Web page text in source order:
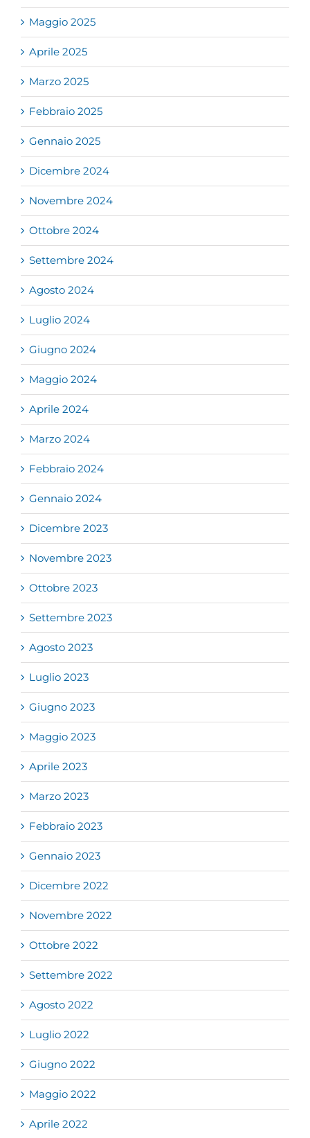
Maggio 2025
Aprile 2025
Marzo 2025
Febbraio 2025
Gennaio 2025
Dicembre 2024
Novembre 2024
Ottobre 2024
Settembre 2024
Agosto 2024
Luglio 2024
Giugno 2024
Maggio 2024
Aprile 2024
Marzo 2024
Febbraio 2024
Gennaio 2024
Dicembre 2023
Novembre 2023
Ottobre 2023
Settembre 2023
Agosto 2023
Luglio 2023
Giugno 2023
Maggio 2023
Aprile 2023
Marzo 2023
Febbraio 2023
Gennaio 2023
Dicembre 2022
Novembre 2022
Ottobre 2022
Settembre 2022
Agosto 2022
Luglio 2022
Giugno 2022
Maggio 2022
Aprile 2022